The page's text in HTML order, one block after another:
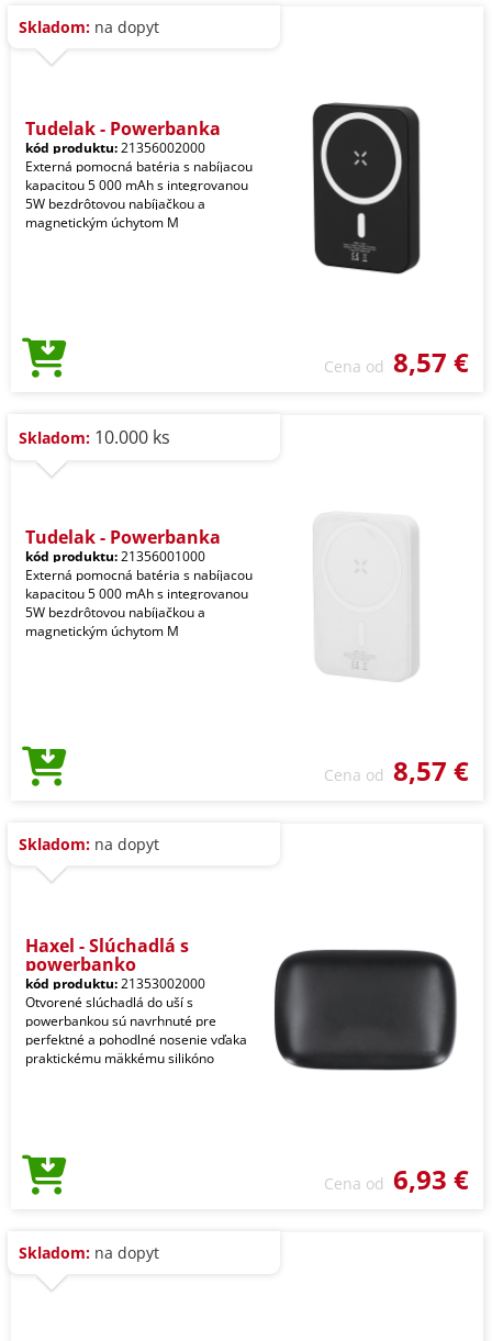
Skladom: na dopyt
Tudelak - Powerbanka
kód produktu:21356002000
Externá pomocná batéria s nabíjacou
kapacitou 5 000 mAh s integrovanou
5W bezdrôtovou nabíjačkou a
magnetickým úchytom M
Cena od 8,57 €
Skladom: 10.000 ks
Tudelak - Powerbanka
kód produktu:21356001000
Externá pomocná batéria s nabíjacou
kapacitou 5 000 mAh s integrovanou
5W bezdrôtovou nabíjačkou a
magnetickým úchytom M
Cena od 8,57 €
Skladom: na dopyt
Haxel - Slúchadlá s
powerbanko
kód produktu:21353002000
Otvorené slúchadlá do uší s
powerbankou sú navrhnuté pre
perfektné a pohodlné nosenie vďaka
praktickému mäkkému silikóno
Cena od 6,93 €
Skladom: na dopyt